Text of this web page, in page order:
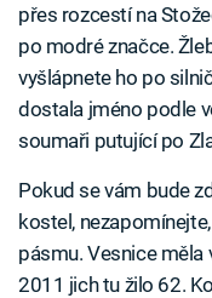
přes rozcestí na
po modré značce.
vyšlápnete ho po
dostala jméno podle
soumaři putující po
Pokud se vám bude
kostel,
pásmu. Vesnice
2011 jich tu žilo 62.